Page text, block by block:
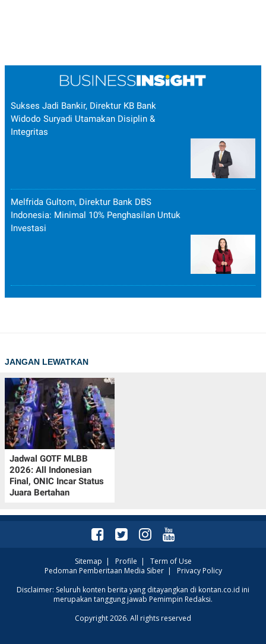
Sukses Jadi Bankir, Direktur KB Bank
Widodo Suryadi Utamakan Disiplin &
Integritas
Melfrida Gultom, Direktur Bank DBS
Indonesia: Minimal 10% Penghasilan Untuk
Investasi
JANGAN LEWATKAN
Jadwal GOTF MLBB
2026: All Indonesian
Final, ONIC Incar Status
Juara Bertahan
Sitemap | Profile | Term of Use
Pedoman Pemberitaan Media Siber| Privacy Policy
Disclaimer: Seluruh konten berita yang ditayangkan di kontan.co.id ini
merupakan tanggung jawab Pemimpin Redaksi.
Copyright 2026. All rights reserved